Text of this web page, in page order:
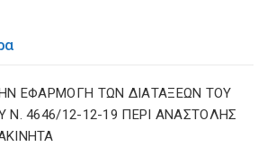
ΕΦΑΡΜΟΓΗ ΤΩΝ ΔΙΑΤΑΞΕΩΝ ΤΟΥ
Ν. 4646/12-12-19 ΠΕΡΙ ΑΝΑΣΤΟΛΗΣ